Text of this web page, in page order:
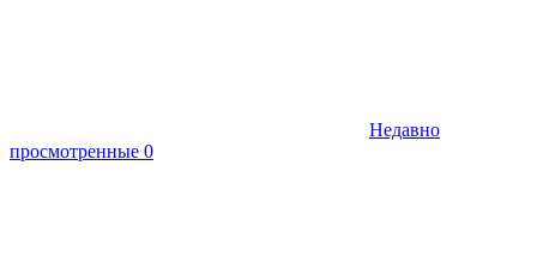
Недавно
просмотренные 0